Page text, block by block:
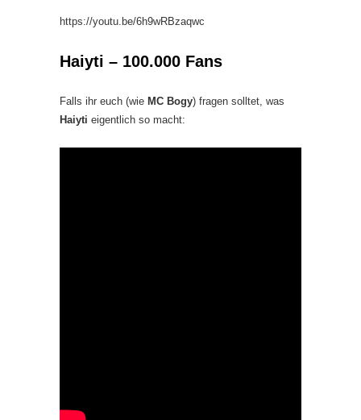
https://youtu.be/6h9wRBzaqwc
Haiyti – 100.000 Fans
Falls ihr euch (wie MC Bogy) fragen solltet, was
Haiyti eigentlich so macht: